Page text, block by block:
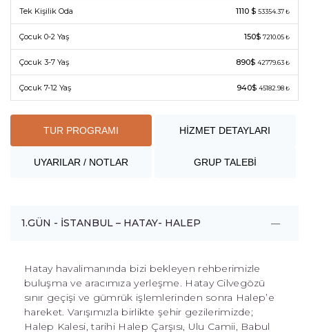
Tek Kişilik Oda 1110 $ 53354.37 ₺
Çocuk 0-2 Yaş 150$ 7210.05 ₺
Çocuk 3-7 Yaş 890$ 42779.63 ₺
Çocuk 7-12 Yaş 940$ 45182.98 ₺
TUR PROGRAMI HİZMET DETAYLARI
UYARILAR / NOTLAR GRUP TALEBİ
1.GÜN - İSTANBUL – HATAY- HALEP
Hatay havalimanında bizi bekleyen rehberimizle
buluşma ve aracımıza yerleşme. Hatay Cilvegözü
sınır geçişi ve gümrük işlemlerinden sonra Halep’e
hareket. Varışımızla birlikte şehir gezilerimizde;
Halep Kalesi, tarihi Halep Çarşısı, Ulu Camii, Babul